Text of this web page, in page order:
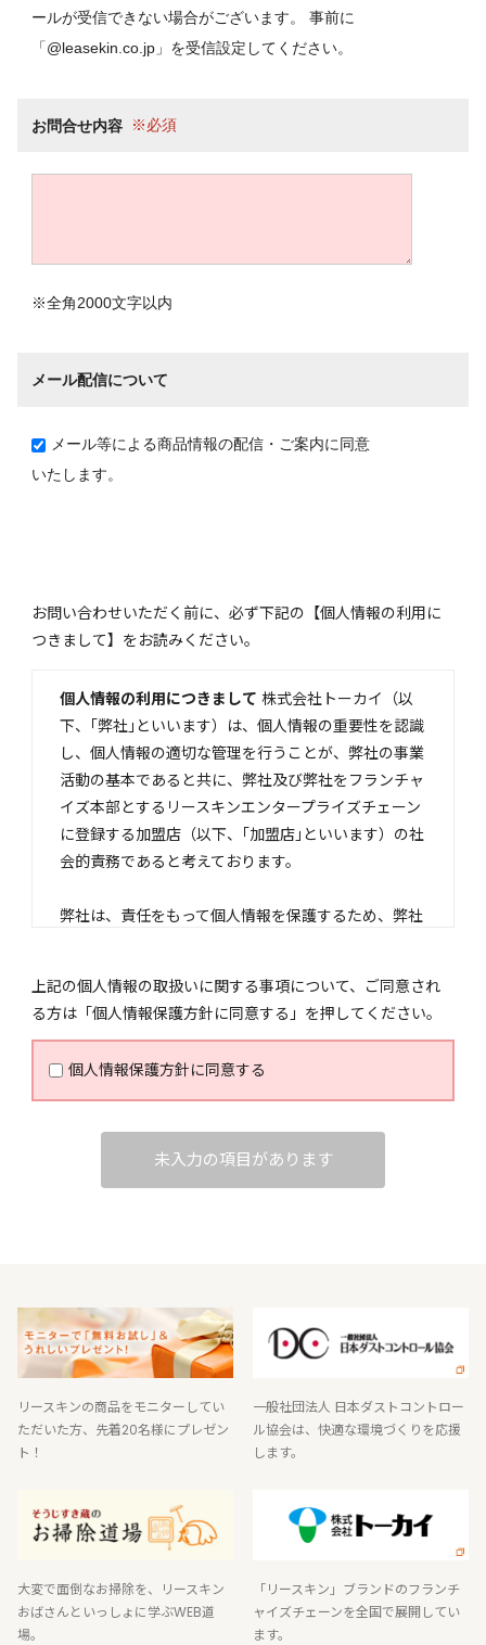
ールが受信できない場合がございます。 事前に
「@leasekin.co.jp」を受信設定してください。
お問合せ内容
※全角2000文字以内
メール配信について
メール等による商品情報の配信・ご案内に同意
いたします。
お問い合わせいただく前に、必ず下記の【個人情報の利用に
つきまして】をお読みください。
個人情報の利用につきまして 株式会社トーカイ（以
下、｢弊社｣といいます）は、個人情報の重要性を認識
し、個人情報の適切な管理を行うことが、弊社の事業
活動の基本であると共に、弊社及び弊社をフランチャ
イズ本部とするリースキンエンタープライズチェーン
に登録する加盟店（以下、｢加盟店｣といいます）の社
会的責務であると考えております。
弊社は、責任をもって個人情報を保護するため、弊社
の個人情報を取扱いたします。
個人情報につきまして、社内体制の構築、施策の実
施・維持、それらの継続的な改善により適切に管理し
運営を行ってまいります。
●取得する個人情報について
1．本サイト及び口頭、書面等によりお客様から直接
弊社にご提供いただいた個人情報
2．リースキン商品のご提供にあたり、加盟店及び業
務提携先より間接的に取得した個人情報
弊社、弊社関連会社、業務委託先、加盟店は、お客様
よりお預かりした個人情報及び弊社との取引状況等の
らの目的以外での利用は致しません）
上記の個人情報の取扱いに関する事項について、ご同意され
る方は「個人情報保護方針に同意する」を押してください。
個人情報保護方針に同意する
未入力の項目があります
リースキンの商品をモニターしてい
ただいた方、先着20名様にプレゼン
ト！
一般社団法人 日本ダストコントロー
ル協会は、快適な環境づくりを応援
します。
大変で面倒なお掃除を、リースキン
おばさんといっしょに学ぶWEB道
場。
「リースキン」ブランドのフランチ
ャイズチェーンを全国で展開してい
ます。